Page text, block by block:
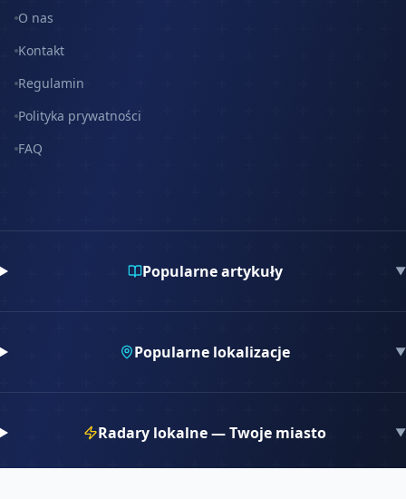
O nas
Kontakt
Regulamin
Polityka prywatności
FAQ
Popularne artykuły ▼
Popularne lokalizacje ▼
Radary lokalne — Twoje miasto ▼